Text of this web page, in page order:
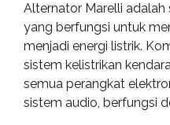
Alternator Marelli
yang berfungsi untuk
menjadi energi listrik.
sistem kelistrikan
semua perangkat
sistem audio, berfungsi